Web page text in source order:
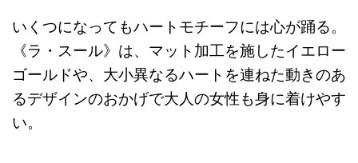
いくつになってもハートモチーフには心が踊る。
《ラ・スール》は、マット加工を施したイエロー
ゴールドや、大小異なるハートを連ねた動きのあ
るデザインのおかげで大人の女性も身に着けやす
い。